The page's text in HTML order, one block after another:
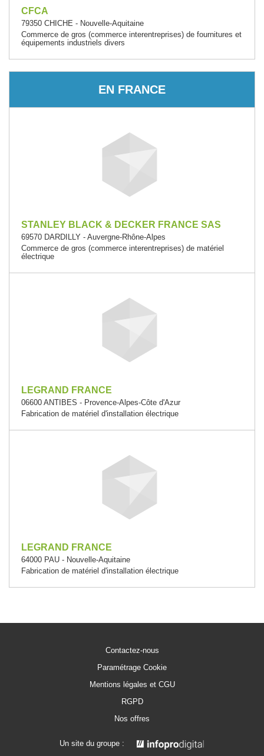
CFCA
79350 CHICHE - Nouvelle-Aquitaine
Commerce de gros (commerce interentreprises) de fournitures et
équipements industriels divers
EN FRANCE
STANLEY BLACK & DECKER FRANCE SAS
69570 DARDILLY - Auvergne-Rhône-Alpes
Commerce de gros (commerce interentreprises) de matériel
électrique
LEGRAND FRANCE
06600 ANTIBES - Provence-Alpes-Côte d'Azur
Fabrication de matériel d'installation électrique
LEGRAND FRANCE
64000 PAU - Nouvelle-Aquitaine
Fabrication de matériel d'installation électrique
Contactez-nous
Paramétrage Cookie
Mentions légales et CGU
RGPD
Nos offres
Un site du groupe :